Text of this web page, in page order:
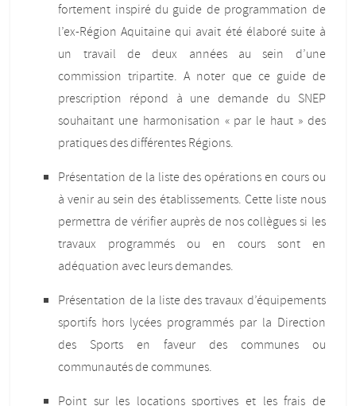
fortement inspiré du guide de programmation de
l’ex-Région Aquitaine qui avait été élaboré suite à
un travail de deux années au sein d’une
commission tripartite. A noter que ce guide de
prescription répond à une demande du SNEP
souhaitant une harmonisation « par le haut » des
pratiques des différentes Régions.
Présentation de la liste des opérations en cours ou
à venir au sein des établissements. Cette liste nous
permettra de vérifier auprès de nos collègues si les
travaux programmés ou en cours sont en
adéquation avec leurs demandes.
Présentation de la liste des travaux d’équipements
sportifs hors lycées programmés par la Direction
des Sports en faveur des communes ou
communautés de communes.
Point sur les locations sportives et les frais de